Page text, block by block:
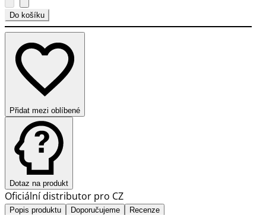
Do košíku
Přidat mezi oblíbené
Dotaz na produkt
Oficiální distributor pro CZ
Popis produktu Doporučujeme Recenze